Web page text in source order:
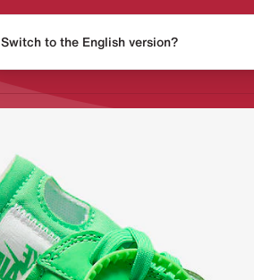
Release Kalender
Switch to the English version?